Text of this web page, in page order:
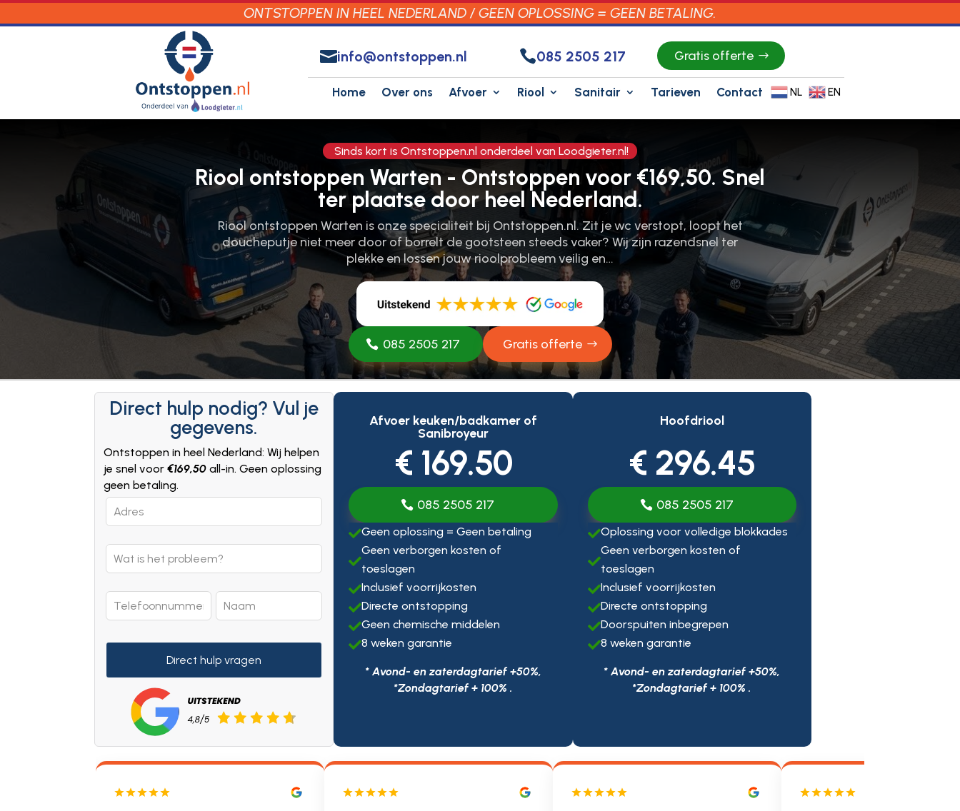
ONTSTOPPEN IN HEEL NEDERLAND / GEEN OPLOSSING = GEEN BETALING.
info@ontstoppen.nl 085 2505 217 Gratis offerte
Home Over ons Afvoer Riool Sanitair Tarieven Contact NL EN
Sinds kort is Ontstoppen.nl onderdeel van Loodgieter.nl!
Riool ontstoppen Warten - Ontstoppen voor €169,50. Snel
ter plaatse door heel Nederland.
Riool ontstoppen Warten is onze specialiteit bij Ontstoppen.​nl.​ Zit je wc verstopt, loopt het
doucheputje niet meer door of borrelt de gootsteen steeds vaker? Wij zijn razendsnel ter
plekke en lossen jouw rioolprobleem veilig en…
085 2505 217 Gratis offerte
Direct hulp nodig? Vul je
gegevens.
Ontstoppen in heel Nederland: Wij helpen
je snel voor €169,50 all-in. Geen oplossing
geen betaling.
Leave
this
blank
Direct hulp vragen
Afvoer keuken/badkamer of
Sanibroyeur
€ 169.50
085 2505 217
Geen oplossing = Geen betaling

Geen verborgen kosten of
toeslagen
Inclusief voorrijkosten
Directe ontstopping
Geen chemische middelen
8 weken garantie
* Avond- en zaterdagtarief +50%,
*Zondagtarief + 100% .
Hoofdriool
€ 296.45
085 2505 217
Oplossing voor volledige blokkades

Geen verborgen kosten of
toeslagen
Inclusief voorrijkosten
Directe ontstopping
Doorspuiten inbegrepen
8 weken garantie
* Avond- en zaterdagtarief +50%,
*Zondagtarief + 100% .